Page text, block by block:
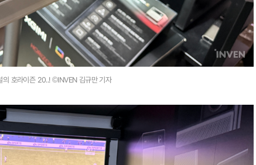
의 호라이즌 20..! ©INVEN 김규만 기자